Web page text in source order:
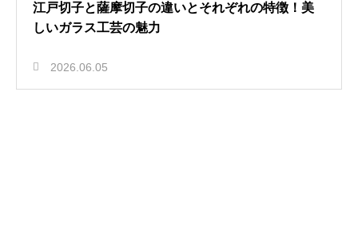
江戸切子と薩摩切子の違いとそれぞれの特徴！美
しいガラス工芸の魅力
2026.06.05